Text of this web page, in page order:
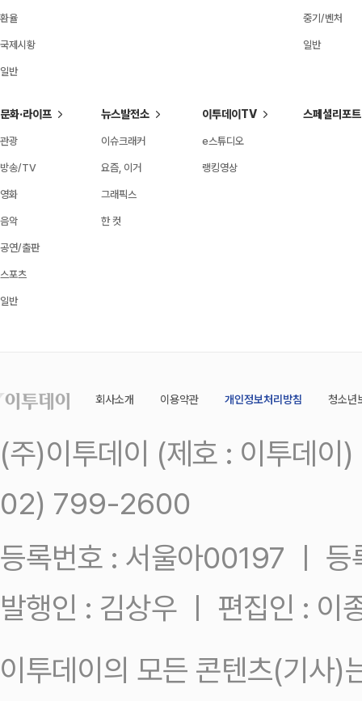
환율
국제시황
일반
중기/벤처
일반
문화·라이프
관광
방송/TV
영화
음악
공연/출판
스포츠
일반
뉴스발전소
이슈크래커
요즘, 이거
그래픽스
한 컷
이투데이TV
e스튜디오
랭킹영상
스페셜리포트
회사소개 이용약관 개인정보처리방침 청소년
(주)이투데이 (제호 : 이투데
02) 799-2600
등록번호 : 서울아00197 ㅣ
발행인 : 김상우 ㅣ 편집인 : 이
이투데이의 모든 콘텐츠(기사)